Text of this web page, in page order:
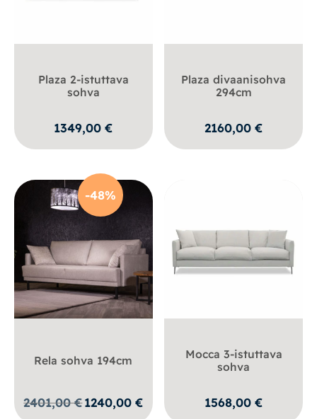
Plaza 2-istuttava
sohva
1349,00€
Plaza divaanisohva
294cm
2160,00€
-48%
Rela sohva 194cm
2401,00€ Alkuperäinen
1240,00€Nykyinen
hinta
Mocca 3-istuttava
sohva
1568,00€